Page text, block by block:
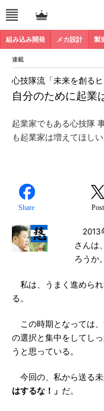
組み込み開発 メカ設計 製
連載
自分のために起業
心技隊流「未来を創るヒ
起業家でもある心技隊
も起業家は増えてほし
Share Post
2013
さんは
ろうか。
私は、うまく進めら
る。
この時期となっては
の選択と集中をしてし
うと思っている。
今回の、私から送る未
はするな！」 だ。